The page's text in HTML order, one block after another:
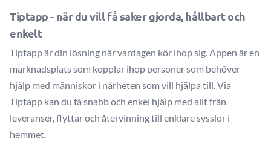
Tiptapp - när du vill få saker gjorda, hållbart och
enkelt
Tiptapp är din lösning när vardagen kör ihop sig. Appen är en
marknadsplats som kopplar ihop personer som behöver
hjälp med människor i närheten som vill hjälpa till. Via
Tiptapp kan du få snabb och enkel hjälp med allt från
leveranser, flyttar och återvinning till enklare sysslor i
hemmet.